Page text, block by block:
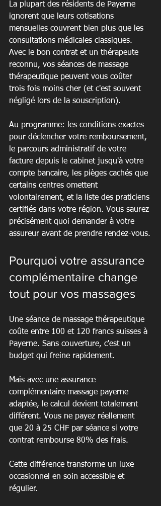
La plupart des résidents de Payerne
ignorent que leurs cotisations
mensuelles couvrent bien plus que les
consultations médicales classiques.
Avec le bon contrat et un thérapeute
reconnu, vos séances de massage
thérapeutique peuvent vous coûter
trois fois moins cher (et c'est souvent
négligé lors de la souscription).
Au programme: les conditions exactes
pour déclencher votre remboursement,
le parcours administratif de votre
facture depuis le cabinet jusqu'à votre
compte bancaire, les pièges cachés que
certains centres omettent
volontairement, et la liste des praticiens
certifiés dans votre région. Vous saurez
précisément quoi demander à votre
assureur avant de prendre rendez-vous.
Pourquoi votre assurance
complémentaire change
tout pour vos massages
Une séance de massage thérapeutique
coûte entre 100 et 120 francs suisses à
Payerne. Sans couverture, c'est un
budget qui freine rapidement.
Mais avec une assurance
complémentaire massage payerne
adaptée, le calcul devient totalement
différent. Vous ne payez réellement
que 20 à 25 CHF par séance si votre
contrat rembourse 80% des frais.
Cette différence transforme un luxe
occasionnel en soin accessible et
régulier.